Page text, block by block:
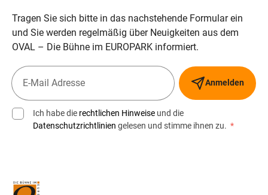
Tragen Sie sich bitte in das nachstehende Formular ein
und Sie werden regelmäßig über Neuigkeiten aus dem
OVAL – Die Bühne im EUROPARK informiert.
Anmelden
Ich habe die rechtlichen Hinweise und die
Datenschutzrichtlinien gelesen und stimme ihnen zu. *